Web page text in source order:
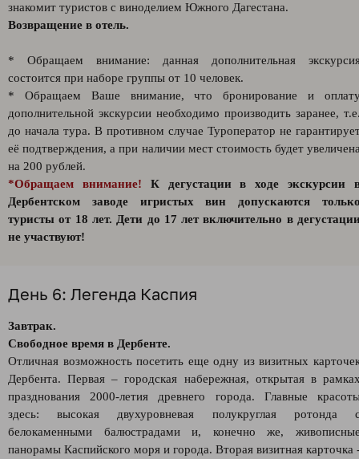
знакомит туристов с виноделием Южного Дагестана.
Возвращение в отель.
* Обращаем внимание: данная дополнительная
состоится при наборе группы от 10 человек.
* Обращаем Ваше внимание, что бронирование и
дополнительной экскурсии необходимо производить заранее,
до начала тура. В противном случае Туроператор не
её подтверждения, а при наличии мест стоимость будет
на 200 рублей.
*Обращаем внимание!
К дегустации в ходе экскурсии
Дербентском заводе игристых вин допускаются
туристы от 18 лет. Дети до 17 лет включительно в
не участвуют!
День 6: Легенда Каспия
Завтрак.
Свободное время в Дербенте.
Отличная возможность посетить еще одну из визитных
Дербента. Первая – городская набережная, открытая в
празднования 2000-летия древнего города. Главные
здесь: высокая двухуровневая полукруглая ротонда
белокаменными балюстрадами и, конечно же,
панорамы Каспийского моря и города. Вторая визитная карточка